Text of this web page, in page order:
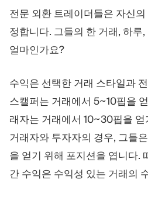
전문 외환 트레이더들은 자신
정합니다. 그들의 한 거래, 하루
얼마인가요?
수익은 선택한 거래 스타일과
스캘퍼는 거래에서 5~10핍을
래자는 거래에서 10~30핍을
거래자와 투자자의 경우, 그들
을 얻기 위해 포지션을 엽니다.
간 수익은 수익성 있는 거래의